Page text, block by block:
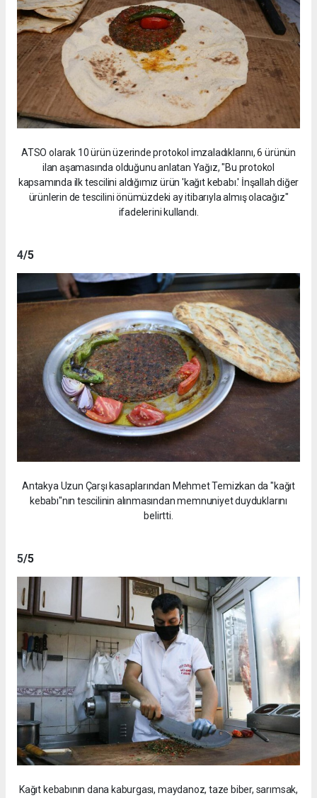
ATSO olarak 10 ürün üzerinde protokol imzaladıklarını, 6 ürünün
ilan aşamasında olduğunu anlatan Yağız, "Bu protokol
kapsamında ilk tescilini aldığımız ürün 'kağıt kebabı.' İnşallah diğer
ürünlerin de tescilini önümüzdeki ay itibarıyla almış olacağız"
ifadelerini kullandı.
4/5
Antakya Uzun Çarşı kasaplarından Mehmet Temizkan da "kağıt
kebabı"nın tescilinin alınmasından memnuniyet duyduklarını
belirtti.
5/5
Kağıt kebabının dana kaburgası, maydanoz, taze biber, sarımsak,